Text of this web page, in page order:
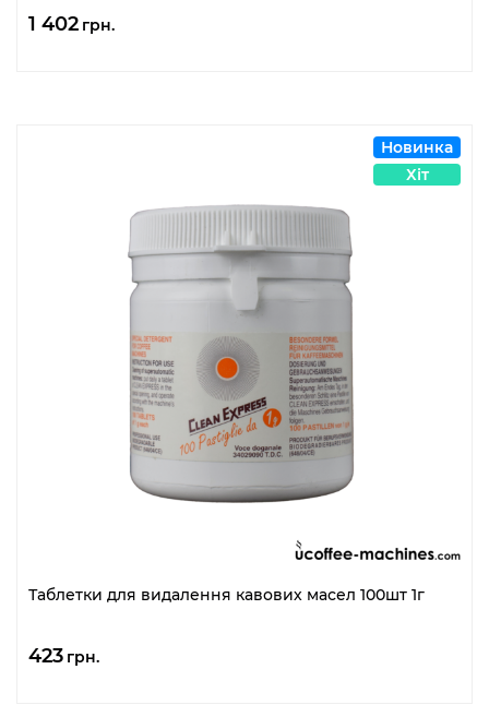
1 402 грн.
Таблетки для видалення кавових масел 100шт 1г
Новинка
Хіт
423 грн.